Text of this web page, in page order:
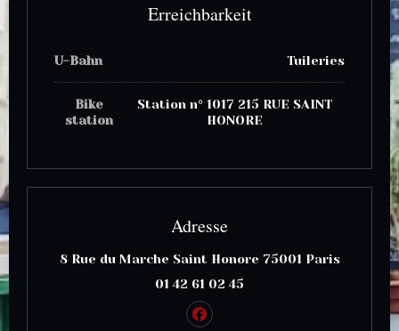
Erreichbarkeit
U-Bahn Tuileries
Bike
station
Station n° 1017 215 RUE SAINT
HONORE
Adresse
8 Rue du Marche Saint Honore 75001 Paris((öffnet
01 42 61 02 45
Facebook ((öffnet ein